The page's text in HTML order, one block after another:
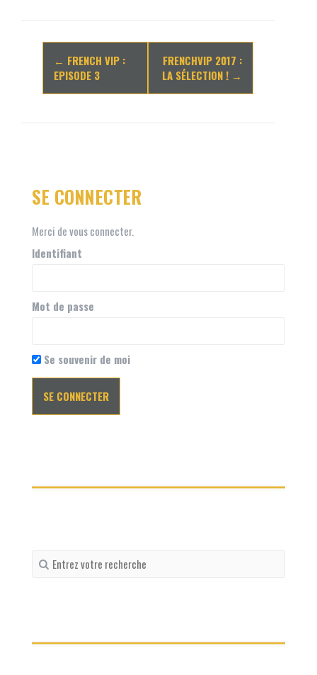
Navigation
d'article
← FRENCH VIP :
EPISODE 3
FRENCHVIP 2017 :
LA SÉLECTION ! →
SE CONNECTER
Merci de vous connecter.
Identifiant
Mot de passe
Se souvenir de moi
Recherche
pour